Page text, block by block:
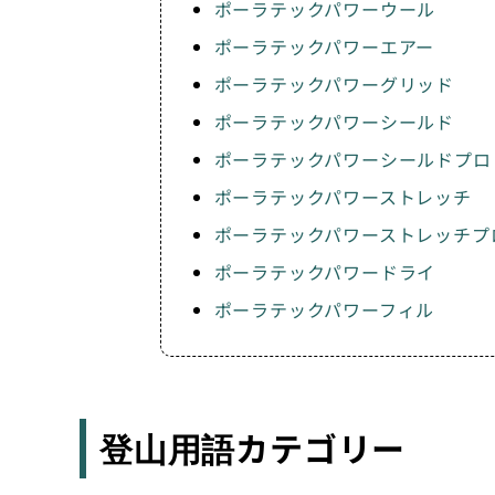
ポーラテックパワーウール
ポーラテックパワーエアー
ポーラテックパワーグリッド
ポーラテックパワーシールド
ポーラテックパワーシールドプロ
ポーラテックパワーストレッチ
ポーラテックパワーストレッチ
ポーラテックパワードライ
ポーラテックパワーフィル
登山用語カテゴリー